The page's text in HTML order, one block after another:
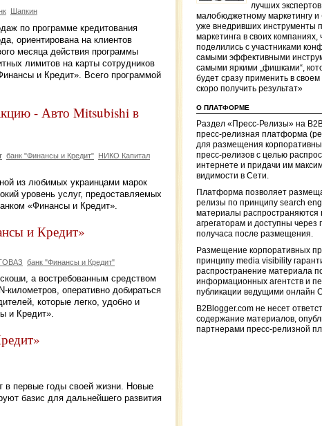
Шапкин
по программе кредитования
ориентирована на клиентов
месяца действия программы
лимитов на карты сотрудников
и Кредит». Всего программой
- Авто Mitsubishi в
банк "Финансы и Кредит"
НИКО Капитал
из любимых украинцами марок
уровень услуг, предоставляемых
«Финансы и Кредит».
и Кредит»
банк "Финансы и Кредит"
а востребованным средством
километров, оперативно добираться
которые легко, удобно и
и Кредит».
в первые годы своей жизни. Новые
базис для дальнейшего развития
лучших
малобюджетному маркетингу и
уже внедривших инструменты
маркетинга в своих компаниях,
поделились с участниками
самыми эффективными
самыми яркими „фишками“,
будет сразу применить в
скоро получить результат»
О ПЛАТФОРМЕ
Раздел «Пресс-Релизы» на
пресс-релизная платформа
для размещения
пресс-релизов с целью
интернете и придачи им
видимости в Сети.
Платформа позволяет
релизы по принципу search
материалы распространяются
агрегаторам и доступны через
получаса после размещения.
Размещение корпоративных
принципу media visibility
распространение материала
информационных агентств и
публикации ведущими онлайн
B2Blogger.com не несет
содержание материалов,
партнерами пресс-релизной